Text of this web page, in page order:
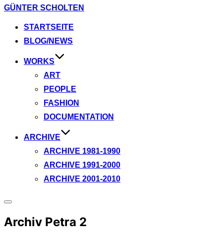
Zum
springen
GÜNTER SCHOLTEN
STARTSEITE
BLOG/NEWS
WORKS
ART
PEOPLE
FASHION
DOCUMENTATION
ARCHIVE
ARCHIVE 1981-1990
ARCHIVE 1991-2000
ARCHIVE 2001-2010
Seitenleiste
Navigation
umschalten
Archiv Petra 2